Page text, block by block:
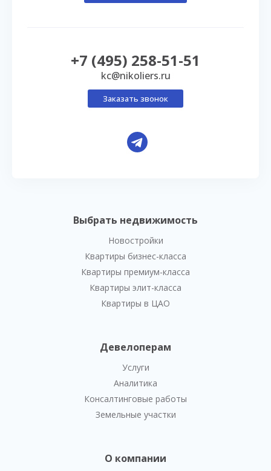
Выбрать недвижимость
Новостройки
Квартиры бизнес-класса
Квартиры премиум-класса
Квартиры элит-класса
Квартиры в ЦАО
Девелоперам
Услуги
Аналитика
Консалтинговые работы
Земельные участки
О компании
+7 (495) 258-51-51
kc@nikoliers.ru
Заказать звонок